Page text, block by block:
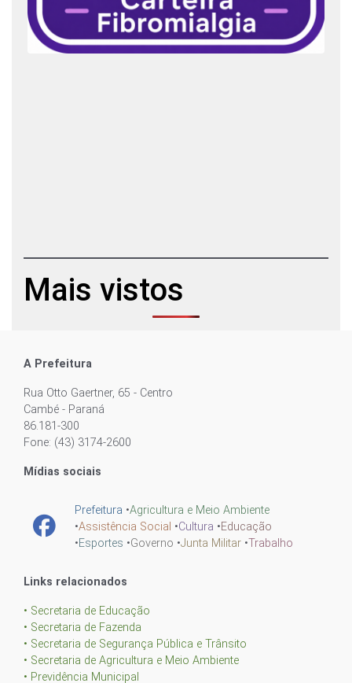
Mais vistos
A Prefeitura
Rua Otto Gaertner, 65 - Centro
Cambé - Paraná
86.181-300
Fone: (43) 3174-2600
Mídias sociais
Prefeitura •Agricultura e Meio Ambiente
•Assistência Social •Cultura •Educação
•Esportes •Governo •Junta Militar •Trabalho
Links relacionados
• Secretaria de Educação
• Secretaria de Fazenda
• Secretaria de Segurança Pública e Trânsito
• Secretaria de Agricultura e Meio Ambiente
• Previdência Municipal